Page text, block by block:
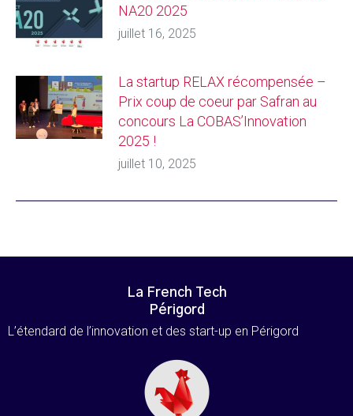
NA20 2025
juillet 16, 2025
La startup RELAX récompensée –
Prix coup de coeur par Safran au
concours La COBAS’Innovation
2025 !
juillet 10, 2025
La French Tech
Périgord
L’étendard de l’innovation et des start-up en Périgord